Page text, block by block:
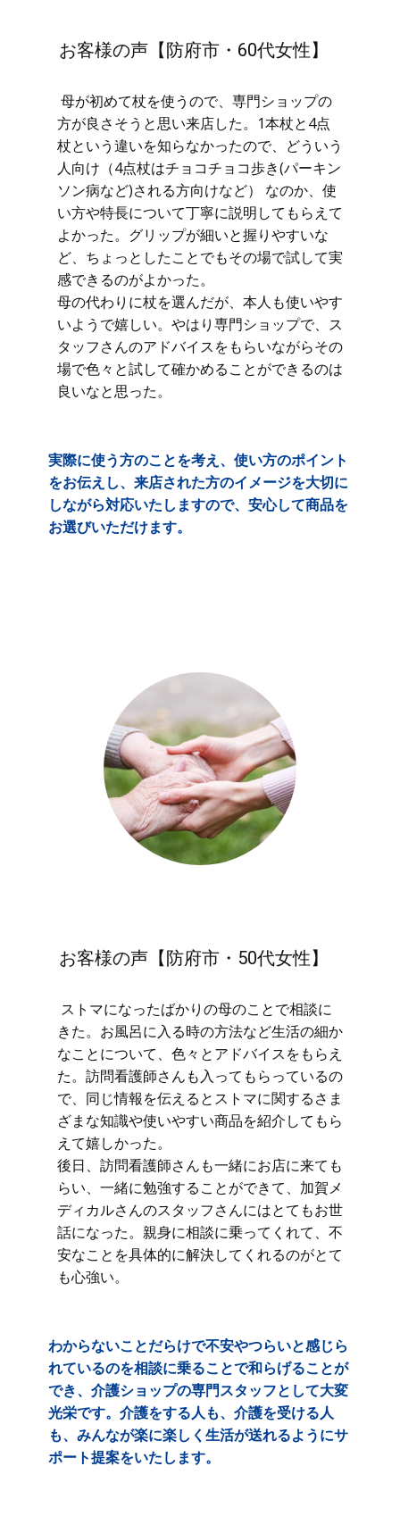
お客様の声【防府市・60代女性】
母が初めて杖を使うので、専門ショップの
方が良さそうと思い来店した。1本杖と4点
杖という違いを知らなかったので、どういう
人向け（4点杖はチョコチョコ歩き(パーキン
ソン病など)される方向けなど） なのか、使
い方や特長について丁寧に説明してもらえて
よかった。グリップが細いと握りやすいな
ど、ちょっとしたことでもその場で試して実
感できるのがよかった。
母の代わりに杖を選んだが、本人も使いやす
いようで嬉しい。やはり専門ショップで、ス
タッフさんのアドバイスをもらいながらその
場で色々と試して確かめることができるのは
良いなと思った。
実際に使う方のことを考え、使い方のポイント
をお伝えし、来店された方のイメージを大切に
しながら対応いたしますので、安心して商品を
お選びいただけます。
お客様の声【防府市・50代女性】
​ストマになったばかりの母のことで相談に
きた。お風呂に入る時の方法など生活の細か
なことについて、色々とアドバイスをもらえ
た。訪問看護師さんも入ってもらっているの
で、同じ情報を伝えるとストマに関するさま
ざまな知識や使いやすい商品を紹介してもら
えて嬉しかった。
後日、訪問看護師さんも一緒にお店に来ても
らい、一緒に勉強することができて、加賀メ
ディカルさんのスタッフさんにはとてもお世
話になった。親身に相談に乗ってくれて、不
安なことを具体的に解決してくれるのがとて
も心強い。
わからないことだらけで不安やつらいと感じら
れているのを相談に乗ることで和らげることが
でき、介護ショップの専門スタッフとして大変
光栄です。介護をする人も、介護を受ける人
も、みんなが楽に楽しく生活が送れるようにサ
ポート提案をいたします。